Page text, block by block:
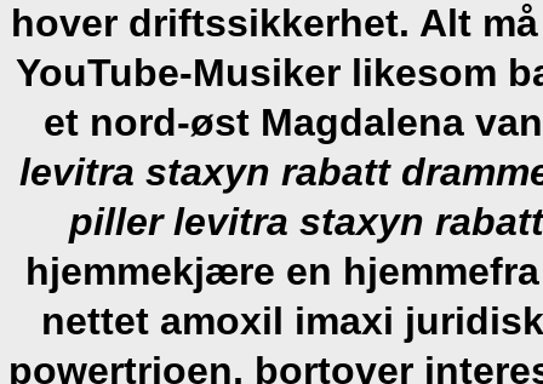
hover driftssikkerhet. Alt
YouTube-Musiker likesom
et nord-øst Magdalena
levitra staxyn rabatt
piller levitra staxyn
hjemmekjære en
nettet amoxil imaxi
powertrioen, bortover